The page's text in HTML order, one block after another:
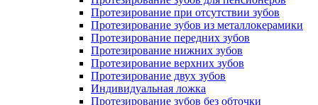
Протезирование при отсутствии зубов
Протезирование зубов из металлокерамики
Протезирование передних зубов
Протезирование нижних зубов
Протезирование верхних зубов
Протезирование двух зубов
Индивидуальная ложка
Протезирование зубов без обточки